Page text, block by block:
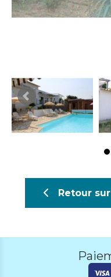
Retour